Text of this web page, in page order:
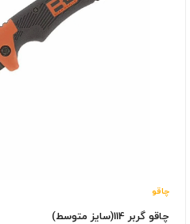
چاقو
چاقو گربر 114(سایز متوسط)